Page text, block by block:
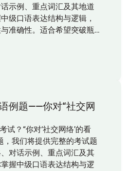
示例、重点词汇及其地道
级口语表达结构与逻辑，
准确性。适合希望突破瓶
例题——你对“社交网
试？“你对‘社交网络’的看
，我们将提供完整的考试题
对话示例、重点词汇及其
握中级口语表达结构与逻